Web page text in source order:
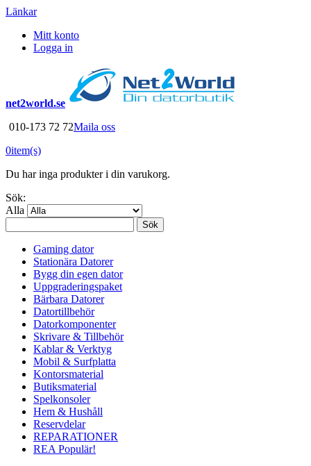
Länkar
Mitt konto
Logga in
net2world.se
010-173 72 72Maila oss
0item(s)
Du har inga produkter i din varukorg.
Sök:
Alla
Sök
Gaming dator
Stationära Datorer
Bygg din egen dator
Uppgraderingspaket
Bärbara Datorer
Datortillbehör
Datorkomponenter
Skrivare & Tillbehör
Kablar & Verktyg
Mobil & Surfplatta
Kontorsmaterial
Butiksmaterial
Spelkonsoler
Hem & Hushåll
Reservdelar
REPARATIONER
REA Populär!